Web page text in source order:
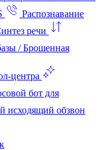
Распознавание
речи
/ Брошенная
бот для
исходящий обзвон